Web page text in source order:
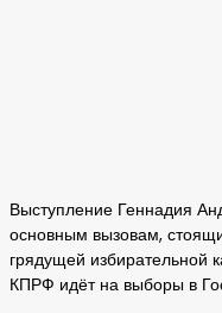
Выступление Геннадия
основным вызовам,
грядущей избирательной
КПРФ идёт на выборы в